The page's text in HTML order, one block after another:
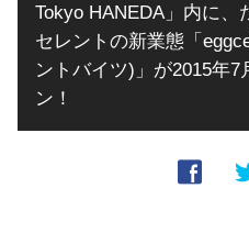
Tokyo HANEDA」内に
セレントの新業態「
ントバイツ)」が2015年
ン！